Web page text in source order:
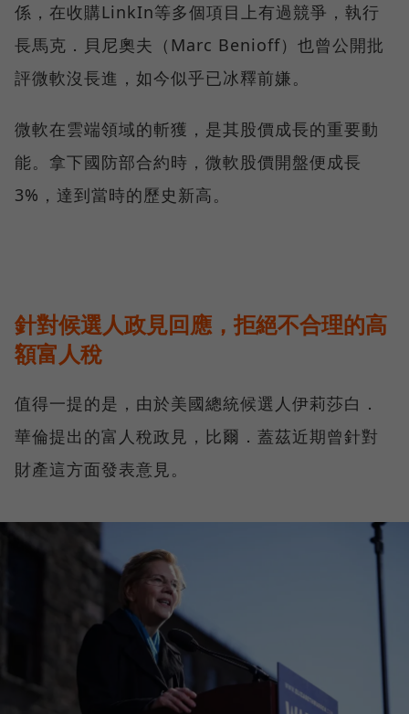
係，在收購LinkIn等多個項目上有過競爭，執行
長馬克．貝尼奧夫（Marc Benioff）也曾公開批
評微軟沒長進，如今似乎已冰釋前嫌。
微軟在雲端領域的斬獲，是其股價成長的重要動
能。拿下國防部合約時，微軟股價開盤便成長
3%，達到當時的歷史新高。
針對候選人政見回應，拒絕不合理的高
額富人稅
值得一提的是，由於美國總統候選人伊莉莎白．
華倫提出的富人稅政見，比爾．蓋茲近期曾針對
財產這方面發表意見。